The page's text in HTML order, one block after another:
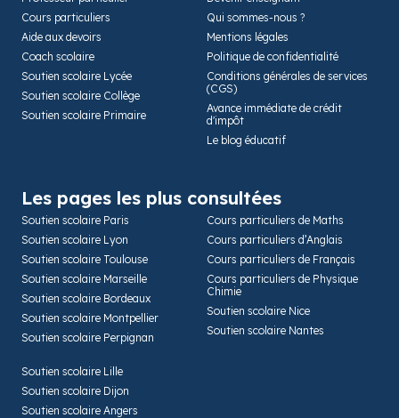
Cours particuliers
Aide aux devoirs
Coach scolaire
Soutien scolaire Lycée
Soutien scolaire Collège
Soutien scolaire Primaire
Qui sommes-nous ?
Mentions légales
Politique de confidentialité
Conditions générales de services
(CGS)
Avance immédiate de crédit
d'impôt
Le blog éducatif
Les pages les plus consultées
Soutien scolaire Paris
Soutien scolaire Lyon
Soutien scolaire Toulouse
Soutien scolaire Marseille
Soutien scolaire Bordeaux
Soutien scolaire Montpellier
Soutien scolaire Perpignan
Cours particuliers de Maths
Cours particuliers d’Anglais
Cours particuliers de Français
Cours particuliers de Physique
Chimie
Soutien scolaire Nice
Soutien scolaire Nantes
Soutien scolaire Lille
Soutien scolaire Dijon
Soutien scolaire Angers